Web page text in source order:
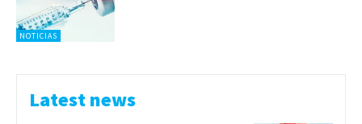
NOTICIAS
Latest news